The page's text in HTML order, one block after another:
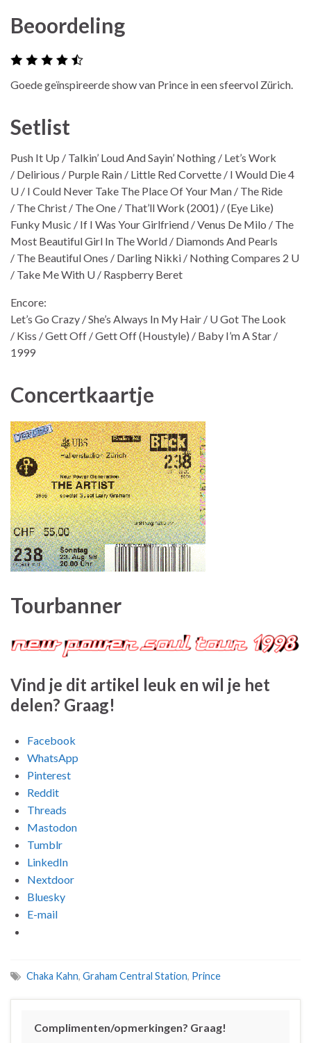
Beoordeling
Goede geïnspireerde show van Prince in een sfeervol Zürich.
Setlist
Push It Up / Talkin’ Loud And Sayin’ Nothing / Let’s Work
/ Delirious / Purple Rain / Little Red Corvette / I Would Die 4
U / I Could Never Take The Place Of Your Man / The Ride
/ The Christ / The One / That’ll Work (2001) / (Eye Like)
Funky Music / If I Was Your Girlfriend / Venus De Milo / The
Most Beautiful Girl In The World / Diamonds And Pearls
/ The Beautiful Ones / Darling Nikki / Nothing Compares 2 U
/ Take Me With U / Raspberry Beret
Encore:
Let’s Go Crazy / She’s Always In My Hair / U Got The Look
/ Kiss / Gett Off / Gett Off (Houstyle) / Baby I’m A Star /
1999
Concertkaartje
Tourbanner
Vind je dit artikel leuk en wil je het
delen? Graag!
Facebook
WhatsApp
Pinterest
Reddit
Threads
Mastodon
Tumblr
LinkedIn
Nextdoor
Bluesky
E-mail
Chaka Kahn, Graham Central Station, Prince
Complimenten/opmerkingen? Graag!